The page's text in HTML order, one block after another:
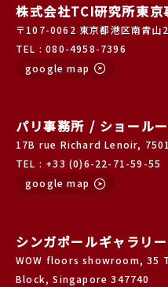
株式会社TCI研究所東京
〒107-0062 東京都港区南青
TEL : 080-4958-7396
google map
パリ事務所 / ショールー
17B rue Richard Lenoir,
TEL : +33 (0)6-22-71-59-55
google map
シンガポールギャラリ
WOW floors showroom, 35
Block, Singapore 347740